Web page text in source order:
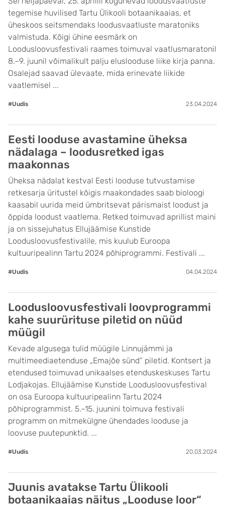
tegemise huvilised Tartu Ülikooli botaanikaaias, et
üheskoos seitsmendaks loodusvaatluste maratoniks
valmistuda. Kõigi ühine eesmärk on
Loodusloovusfestivali raames toimuval vaatlusmaratonil
8.–9. juunil võimalikult palju eluslooduse liike kirja panna.
Osalejad saavad ülevaate, mida erinevate liikide
vaatlemisel ...
#Uudis 23.04.2024
Eesti looduse avastamine üheksa
nädalaga – loodusretked igas
maakonnas
Üheksa nädalat kestval Eesti looduse tutvustamise
retkesarja üritustel kõigis maakondades saab bioloogi
kaasabil uurida meid ümbritsevat pärismaist loodust ja
õppida loodust vaatlema. Retked toimuvad aprillist maini
ja on sissejuhatus Ellujäämise Kunstide
Loodusloovusfestivalile, mis kuulub Euroopa
kultuuripealinn Tartu 2024 põhiprogrammi. Festivali ...
#Uudis 04.04.2024
Loodusloovusfestivali loovprogrammi
kahe suurürituse piletid on nüüd
müügil
Kevade algusega tulid müügile Linnujämmi ja
multimeediaetenduse „Emajõe sünd“ piletid. Kontsert ja
etendused toimuvad unikaalses etenduskeskuses Tartu
Lodjakojas. Ellujäämise Kunstide Loodusloovusfestival
on osa Euroopa kultuuripealinn Tartu 2024
põhiprogrammist. 5.–15. juunini toimuva festivali
programm on mitmekülgne ühendades looduse ja
loovuse puutepunktid. ...
#Uudis 20.03.2024
Juunis avatakse Tartu Ülikooli
botaanikaaias näitus „Looduse loor“